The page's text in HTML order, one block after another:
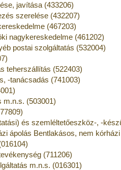
javítása (433206)
szerelése (432207)
(467203)
nagykereskedelme (461202)
postai szolgáltatás (532004)
teherszállítás (522403)
-tanácsadás (741003)
(503001)
és szemléltetőeszköz-, -
ápolás Bentlakásos, nem
(711206)
m.n.s. (016301)